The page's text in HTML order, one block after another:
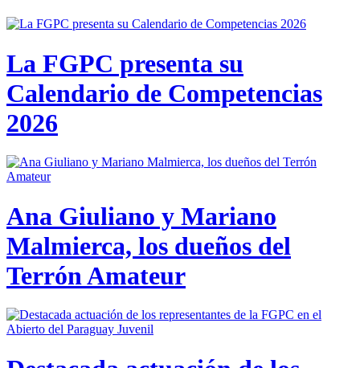
La FGPC presenta su
Calendario de Competencias
2026
Ana Giuliano y Mariano
Malmierca, los dueños del
Terrón Amateur